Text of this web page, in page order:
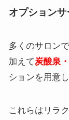
オプション
多くのサロン
加えて炭酸泉
ションを用意
これらはリラ